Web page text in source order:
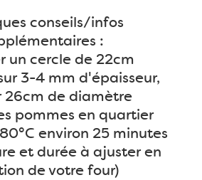
conseils/infos
:
un cercle de 22cm
3-4 mm d'épaisseur,
26cm de diamètre
pommes en quartier
environ 25 minutes
et durée à ajuster en
de votre four)